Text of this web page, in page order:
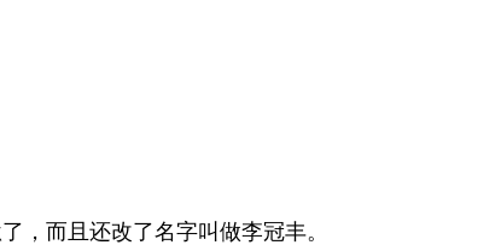
，而且还改了名字叫做李冠丰。